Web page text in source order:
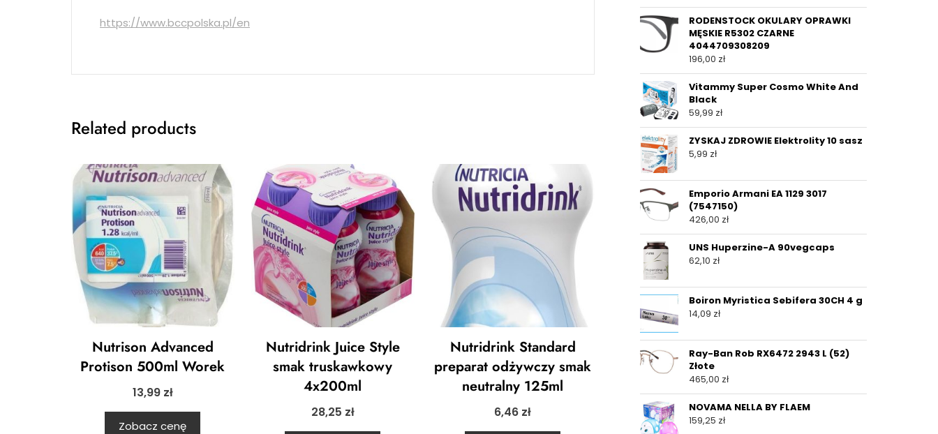
https://www.bccpolska.pl/en
Related products
Nutrison Advanced
Protison 500ml Worek
13,99 zł
Zobacz cenę
Nutridrink Juice Style
smak truskawkowy
4x200ml
28,25 zł
Nutridrink Standard
preparat odżywczy smak
neutralny 125ml
6,46 zł
RODENSTOCK OKULARY OPRAWKI
MĘSKIE R5302 CZARNE
4044709308209
196,00 zł
Vitammy Super Cosmo White And
Black
59,99 zł
ZYSKAJ ZDROWIE Elektrolity 10 sasz
5,99 zł
Emporio Armani EA 1129 3017
(7547150)
426,00 zł
UNS Huperzine-A 90vegcaps
62,10 zł
Boiron Myristica Sebifera 30CH 4 g
14,09 zł
Ray-Ban Rob RX6472 2943 L (52)
Złote
465,00 zł
NOVAMA NELLA BY FLAEM
159,25 zł